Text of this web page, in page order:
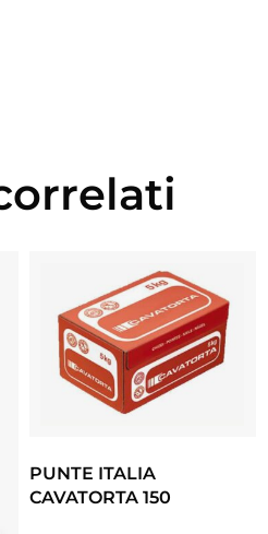
PUNTE ITALIA
CAVATORTA 150